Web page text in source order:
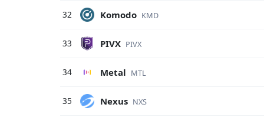
32 Komodo KMD
33 PIVX PIVX
34 Metal MTL
35 Nexus NXS